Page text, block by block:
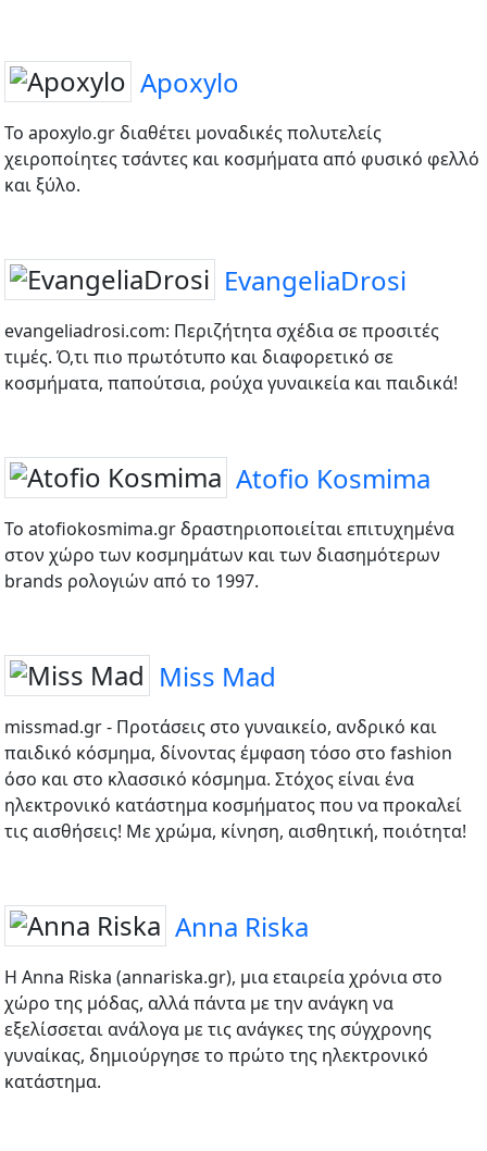
Apoxylo
Το apoxylo.gr διαθέτει μοναδικές πολυτελείς
χειροποίητες τσάντες και κοσμήματα από φυσικό φελλό
και ξύλο.
EvangeliaDrosi
evangeliadrosi.com: Περιζήτητα σχέδια σε προσιτές
τιμές. Ό,τι πιο πρωτότυπο και διαφορετικό σε
κοσμήματα, παπούτσια, ρούχα γυναικεία και παιδικά!
Atofio Kosmima
To atofiokosmima.gr δραστηριοποιείται επιτυχημένα
στον χώρο των κοσμημάτων και των διασημότερων
brands ρολογιών από το 1997.
Miss Mad
missmad.gr - Προτάσεις στο γυναικείο, ανδρικό και
παιδικό κόσμημα, δίνοντας έμφαση τόσο στο fashion
όσο και στο κλασσικό κόσμημα. Στόχος είναι ένα
ηλεκτρονικό κατάστημα κοσμήματος που να προκαλεί
τις αισθήσεις! Με χρώμα, κίνηση, αισθητική, ποιότητα!
Anna Riska
Η Anna Riska (annariska.gr), μια εταιρεία χρόνια στο
χώρο της μόδας, αλλά πάντα με την ανάγκη να
εξελίσσεται ανάλογα με τις ανάγκες της σύγχρονης
γυναίκας, δημιούργησε το πρώτο της ηλεκτρονικό
κατάστημα.